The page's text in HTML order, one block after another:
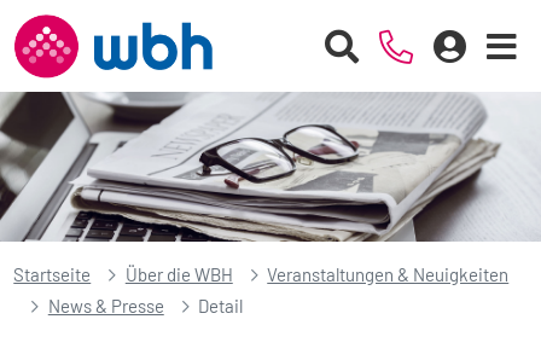
Startseite Über die WBH
Veranstaltungen & Neuigkeiten
News & Presse
Detail